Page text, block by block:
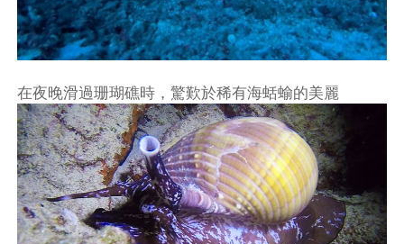
在夜晚滑過珊瑚礁時，驚歎於稀有海蛞蝓的美麗